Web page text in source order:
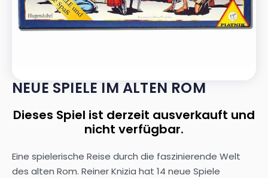
NEUE SPIELE IM ALTEN ROM
Dieses Spiel ist derzeit ausverkauft und
nicht verfügbar.
Eine spielerische Reise durch die faszinierende Welt
des alten Rom. Reiner Knizia hat 14 neue Spiele